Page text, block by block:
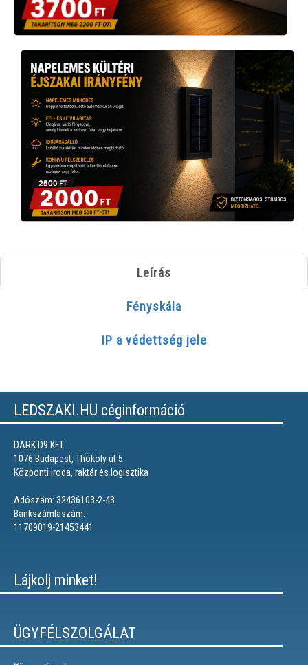
Leírás
Fényskála
IP a védettség jele
LEDSZAKI.HU céginformáció
DARK D9 KFT.
1076 Budapest, Thököly út 5.
Központi iroda, raktár és logisztika
Adószám: 32436103-2-43
Bankszámlaszám:
11709019-21453441
Lájkolj minket!
ÜGYFÉLSZOLGÁLAT